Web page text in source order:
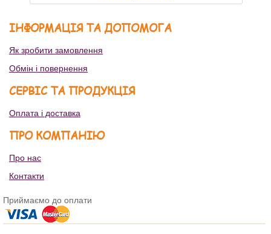
ІНФОРМАЦІЯ ТА ДОПОМОГА
Як зробити замовлення
Обмін і повернення
СЕРВІС ТА ПРОДУКЦІЯ
Оплата і доставка
ПРО КОМПАНІЮ
Про нас
Контакти
Приймаємо до оплати